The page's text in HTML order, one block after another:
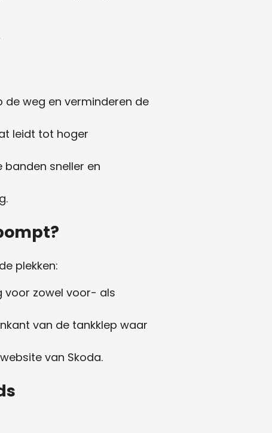
weg en verminderen de
leidt tot hoger
banden sneller en
plekken:
voor zowel voor- als
van de tankklep waar
van Skoda.